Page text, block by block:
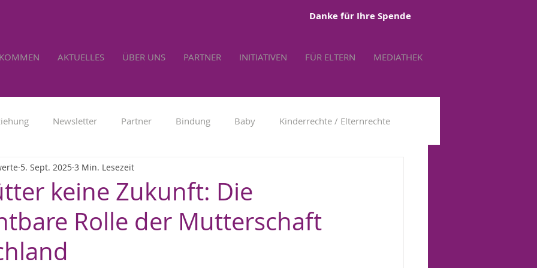
Danke für Ihre Spende
AKTUELLES ÜBER UNS PARTNER INITIATIVEN FÜR ELTERN MEDIATHEK
Newsletter Partner Bindung Baby Kinderrechte / Elternrechte
Familienpolitik Werbung
keine Zukunft: Die
Rolle der Mutterschaft
5. Sept. 2025 3 Min. Lesezeit